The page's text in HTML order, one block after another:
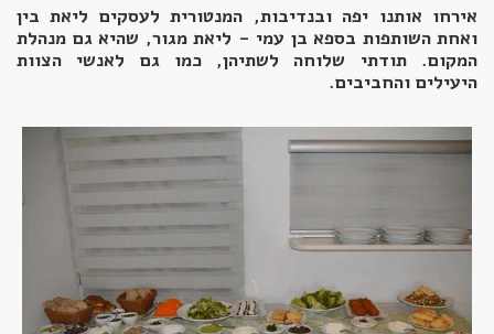
אירחו אותנו יפה ובנדיבות, המנטורית לעסקים ליאת בין
ואחת השותפות בספא בן עמי - ליאת מגור, שהיא גם מנהלת
המקום. תודתי שלוחה לשתיהן, כמו גם לאנשי הצוות
היעילים והחביבים.